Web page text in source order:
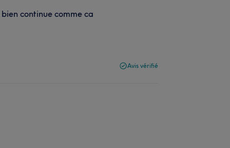
continue comme ca
Avis vérifié